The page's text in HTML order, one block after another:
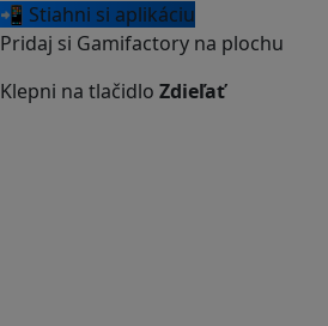
📲 Stiahni si aplikáciu
Pridaj si Gamifactory na plochu
Klepni na tlačidlo Zdieľať